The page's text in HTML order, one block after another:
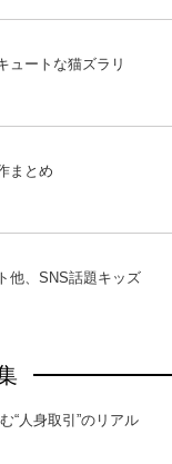
ュートな猫ズラリ
まとめ
他、SNS話題キッズ
“人身取引”のリアル